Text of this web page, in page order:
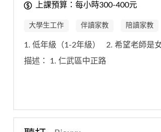
上課預算：每小時300-400元
大學生工作 伴讀家教 陪讀家教
1. 低年級（1-2年級） 2. 希望老師是
描述： 1. 仁武區中正路